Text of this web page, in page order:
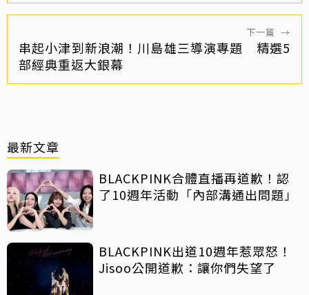
下一篇 →
串起小津到新浪潮！川島雄三導演專題 精選5
部經典重返大銀幕
最新文章
BLACKPINK合體直播再道歉！認
了10週年活動「內部溝通出問題」
BLACKPINK出道10週年惹眾怒！
Jisoo公開道歉：讓你們失望了